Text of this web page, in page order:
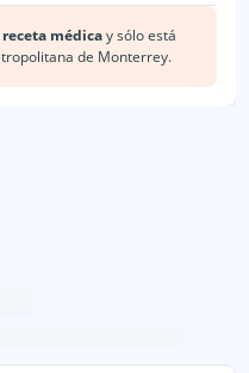
médicay sólo está
de Monterrey.